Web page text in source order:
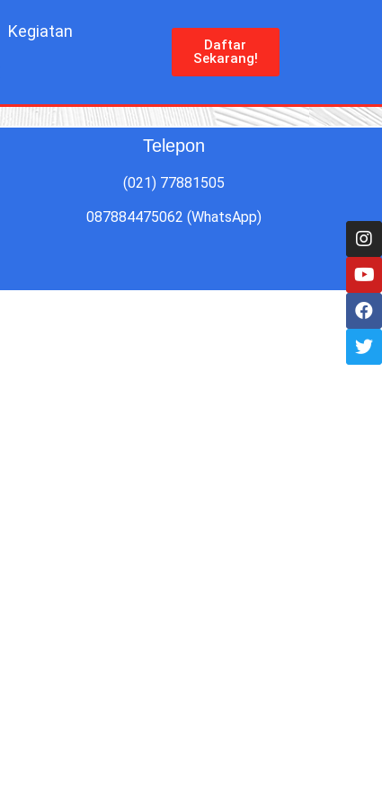
Kegiatan
Daftar
Sekarang!
Telepon
(021) 77881505
087884475062 (WhatsApp)